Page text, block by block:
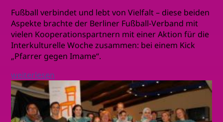
Fußball verbindet und lebt von Vielfalt – diese beiden
Aspekte brachte der Berliner Fußball-Verband mit
vielen Kooperationspartnern mit einer Aktion für die
Interkulturelle Woche zusammen: bei einem Kick
„Pfarrer gegen Imame“.
weiterlesen